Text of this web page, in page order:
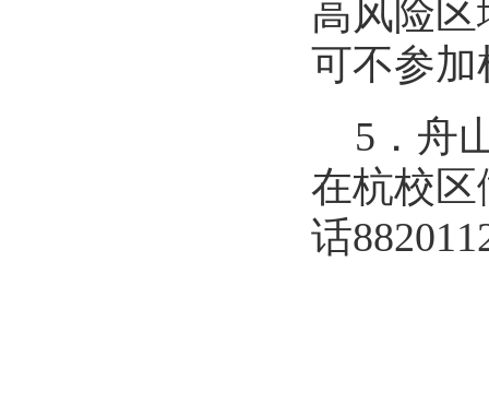
高风险
可不参加
5 ． 舟
在杭校
话8